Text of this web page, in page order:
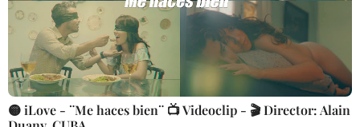
🟡 iLove - ¨Me haces bien¨ 📺 Videoclip - 🎬 Director: Alain